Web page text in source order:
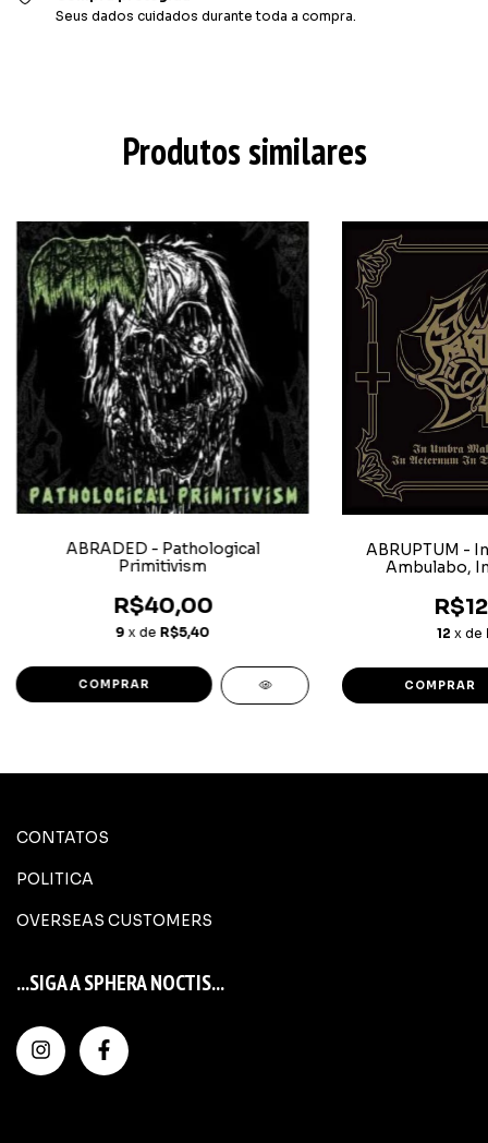
Seus dados cuidados durante toda a compra.
Produtos similares
ABRADED - Pathological
Primitivism
R$40,00
9 x de R$5,40
ABRUPTUM -
Ambulabo,
12 x de
CONTATOS
POLITICA
OVERSEAS CUSTOMERS
...SIGA A SPHERA NOCTIS...